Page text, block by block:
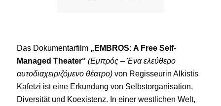
Das Dokumentarfilm „EMBROS: A Free Self-
Managed Theater“ (Εμπρός – Ένα ελεύθερο
αυτοδιαχειριζόμενο θέατρο)von Regisseurin Alkistis
Kafetzi ist eine Erkundung von Selbstorganisation,
Diversität und Koexistenz. In einer westlichen Welt,